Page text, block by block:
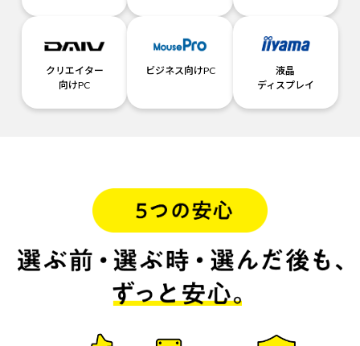
クリエイター
向けPC
ビジネス向けPC
液晶
ディスプレイ